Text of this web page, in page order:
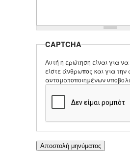
CAPTCHA
Αυτή η ερώτηση είναι για
είστε άνθρωπος και για την
αυτοματοποιημένων